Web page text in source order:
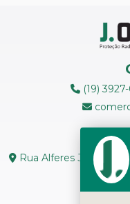
MANUTENÇÃO DE
MEDIÇÃO DE FERRITA
RÉPLICAS
(19)
Rua Alferes José